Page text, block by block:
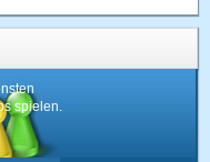
spielen.